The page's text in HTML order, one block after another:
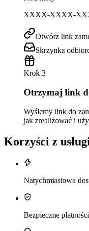
XXXX-XXXX-
Otwórz link
Skrzynka
Krok 3
Otrzymaj link
Wyślemy link do
jak zrealizować i
Korzyści z
Natychmiastowa
Bezpieczne płatności